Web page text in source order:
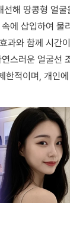
해 땅콩형 얼
에 삽입하여 물
과와 함께 시간
스러운 얼굴선
한적이며, 개인